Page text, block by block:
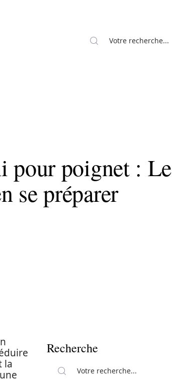
pour poignet : Le
se préparer
la
Recherche